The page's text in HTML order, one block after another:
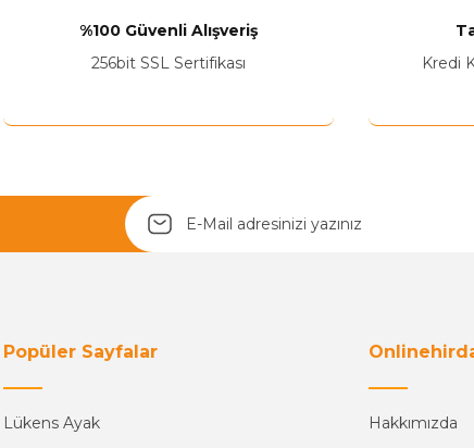
Yetkiliye Gönder
%100 Güvenli Alışveriş
256bit SSL Sertifikası
Kredi
Popüler Sayfalar
Lükens Ayak Hakkımızda